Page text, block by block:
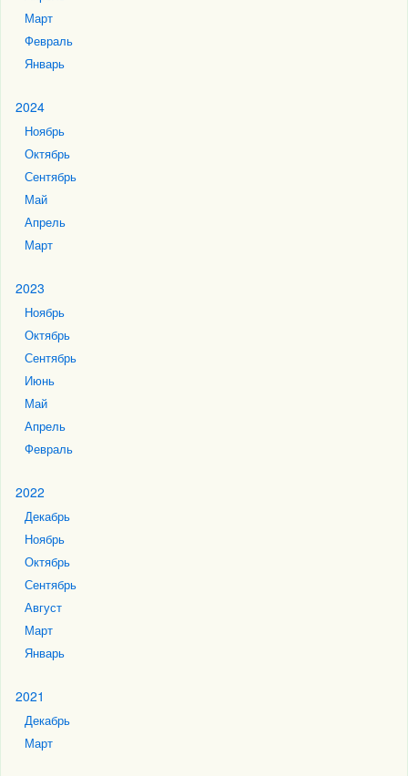
Март
Февраль
Январь
2024
Ноябрь
Октябрь
Сентябрь
Май
Апрель
Март
2023
Ноябрь
Октябрь
Сентябрь
Июнь
Май
Апрель
Февраль
2022
Декабрь
Ноябрь
Октябрь
Сентябрь
Август
Март
Январь
2021
Декабрь
Март